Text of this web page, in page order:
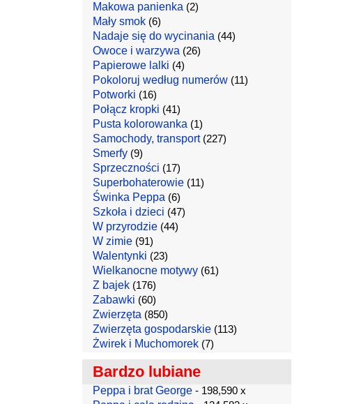
Makowa panienka (2)
Mały smok(6)
Nadaje się do wycinania (44)
Owoce i warzywa (26)
Papierowe lalki (4)
Pokoloruj według numerów(11)
Potworki (16)
Połącz kropki (41)
Pusta kolorowanka (1)
Samochody, transport(227)
Smerfy(9)
Sprzeczności (17)
Superbohaterowie(11)
Świnka Peppa (6)
Szkoła i dzieci (47)
W przyrodzie(44)
W zimie(91)
Walentynki (23)
Wielkanocne motywy(61)
Z bajek(176)
Zabawki (60)
Zwierzęta (850)
Zwierzęta gospodarskie(113)
Żwirek i Muchomorek(7)
Bardzo lubiane
Peppa i brat George- 198,590 x